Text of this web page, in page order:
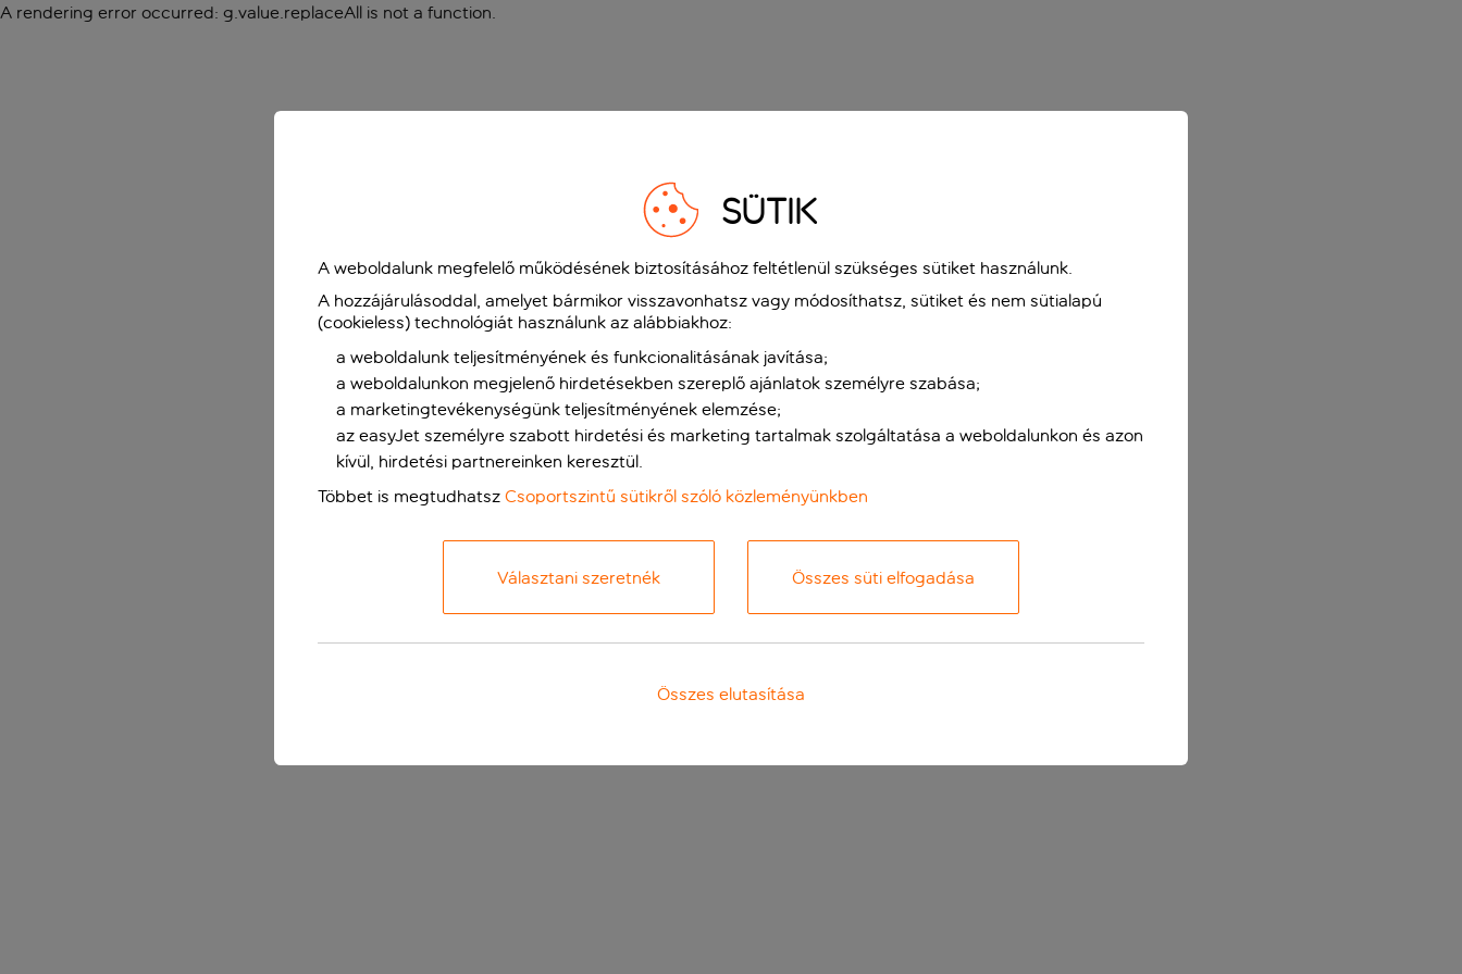
A rendering error occurred: g.value.replaceAll is not a function.
SÜTIK
A weboldalunk megfelelő működésének biztosításához feltétlenül szükséges sütiket használunk.
A hozzájárulásoddal, amelyet bármikor visszavonhatsz vagy módosíthatsz, sütiket és nem sütialapú
(cookieless) technológiát használunk az alábbiakhoz:
a weboldalunk teljesítményének és funkcionalitásának javítása;
a weboldalunkon megjelenő hirdetésekben szereplő ajánlatok személyre szabása;
a marketingtevékenységünk teljesítményének elemzése;
az easyJet személyre szabott hirdetési és marketing tartalmak szolgáltatása a weboldalunkon és azon
kívül, hirdetési partnereinken keresztül.
Többet is megtudhatsz Csoportszintű sütikről szóló közleményünkben
Választani szeretnék Összes süti elfogadása
Összes elutasítása